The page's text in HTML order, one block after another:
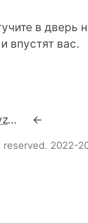
в дверь
впустят вас.
Багz (via http://ff.im/CvzTF) ←
2022-